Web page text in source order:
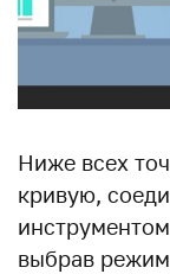
Ниже всех
кривую,
выбрав